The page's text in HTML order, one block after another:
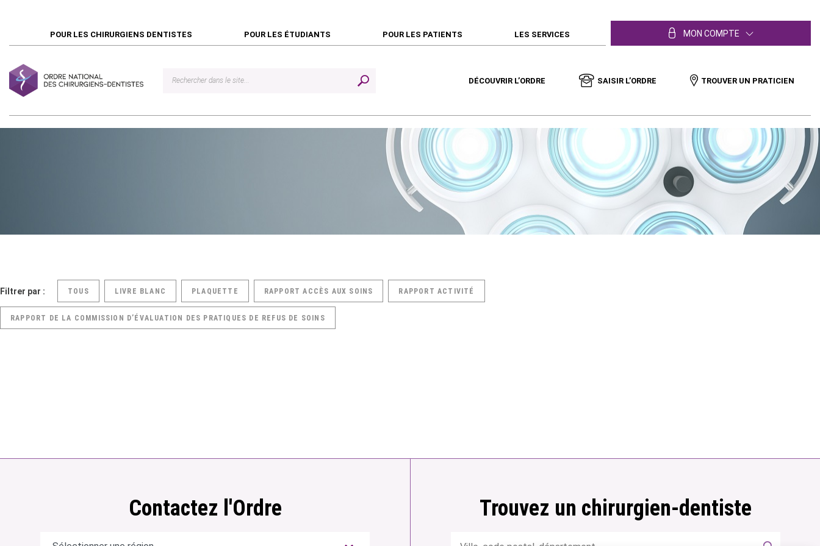
POUR LES CHIRURGIENS DENTISTES POUR LES ÉTUDIANTS POUR LES PATIENTS LES SERVICES MON COMPTE
DÉCOUVRIR L’ORDRE SAISIR L’ORDRE TROUVER UN PRATICIEN
Filtrer par : TOUS LIVRE BLANC PLAQUETTE RAPPORT ACCÈS AUX SOINS RAPPORT ACTIVITÉ
RAPPORT DE LA COMMISSION D’ÉVALUATION DES PRATIQUES DE REFUS DE SOINS
Contactez l'Ordre Trouvez un chirurgien-dentiste